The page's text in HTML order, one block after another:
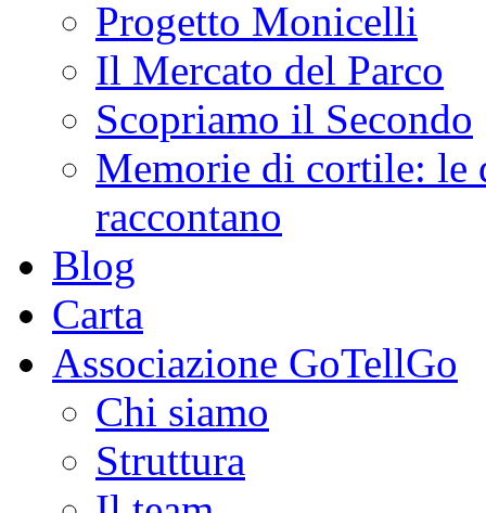
Progetto Monicelli
Il Mercato del Parco
Scopriamo il Secondo
Memorie di cortile: le
raccontano
Blog
Carta
Associazione GoTellGo
Chi siamo
Struttura